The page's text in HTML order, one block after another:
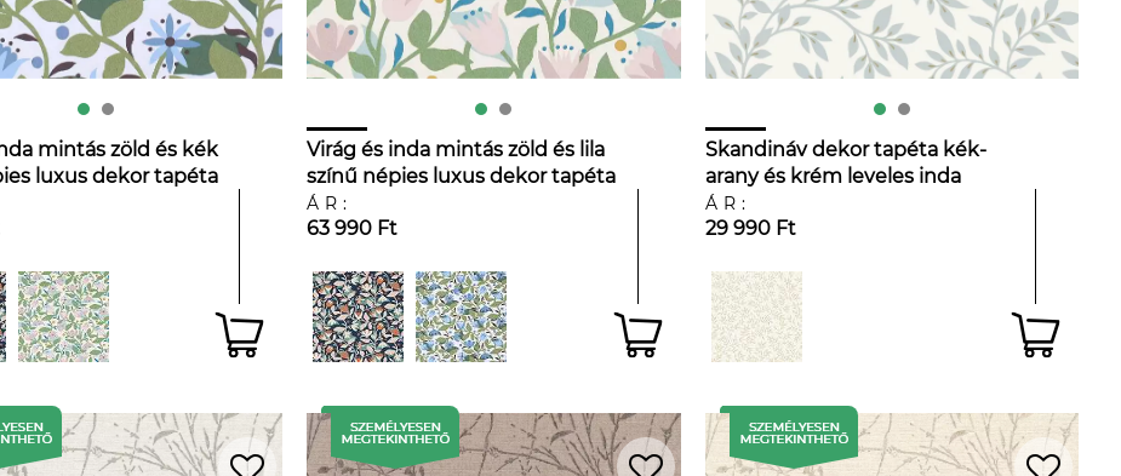
mintás zöld és kék
luxus dekor tapéta
Virág és inda mintás zöld és lila
színű népies luxus dekor tapéta
ÁR:
63 990 Ft
Skandináv dekor tapéta kék-
arany és krém leveles inda
mintával
ÁR:
29 990 Ft